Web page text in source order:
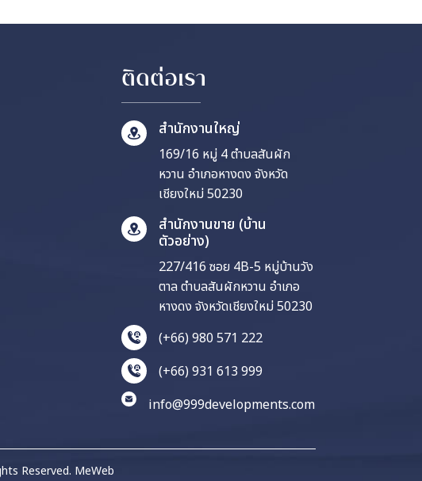
ติดต่อเรา
สำนักงานใหญ่
169/16 หมู่ 4 ตำบลสันผัก
หวาน อำเภอหางดง จังหวัด
เชียงใหม่ 50230
สำนักงานขาย (บ้าน
ตัวอย่าง)
227/416 ซอย 4B-5 หมู่บ้านวัง
ตาล ตำบลสันผักหวาน อำเภอ
หางดง จังหวัดเชียงใหม่ 50230
(+66) 980 571 222
(+66) 931 613 999
info@999developments.com
Reserved. MeWeb